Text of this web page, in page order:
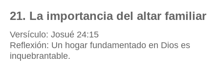
21. La importancia del altar familiar
Versículo: Josué 24:15
Reflexión: Un hogar fundamentado en Dios es
inquebrantable.